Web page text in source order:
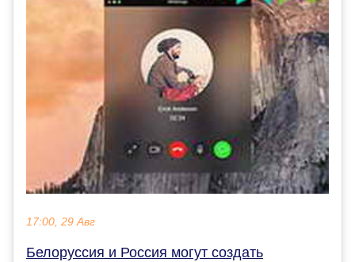
17:00, 29 Авг
Белоруссия и Россия могут создать